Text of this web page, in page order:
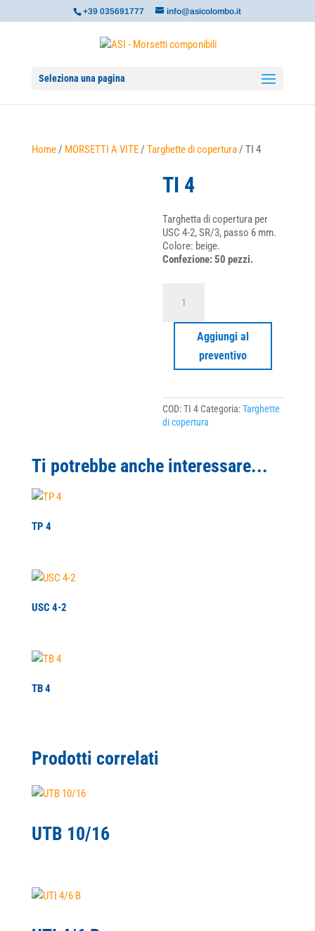
+39 035691777 info@asicolombo.it
Seleziona una pagina
Home/ MORSETTI A VITE/ Targhette di copertura/ TI 4
TI 4
Targhetta di copertura per
USC 4-2, SR/3, passo 6 mm.
Colore: beige.
Confezione: 50 pezzi.
Aggiungi al
preventivo
COD:TI 4 Categoria:Targhette
di copertura
Ti potrebbe anche interessare...
TP 4
USC 4-2
TB 4
Prodotti correlati
UTB 10/16